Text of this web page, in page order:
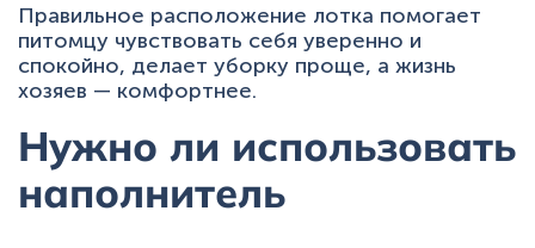
Правильное расположение лотка помогает
питомцу чувствовать себя уверенно и
спокойно, делает уборку проще, а жизнь
хозяев — комфортнее.
Нужно ли использовать
наполнитель